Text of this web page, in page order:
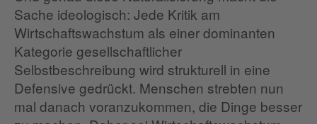
Sache ideologisch: Jede Kritik am
Wirtschaftswachstum als einer dominanten
Kategorie gesellschaftlicher
Selbstbeschreibung wird strukturell in eine
Defensive gedrückt. Menschen strebten nun
mal danach voranzukommen, die Dinge besser